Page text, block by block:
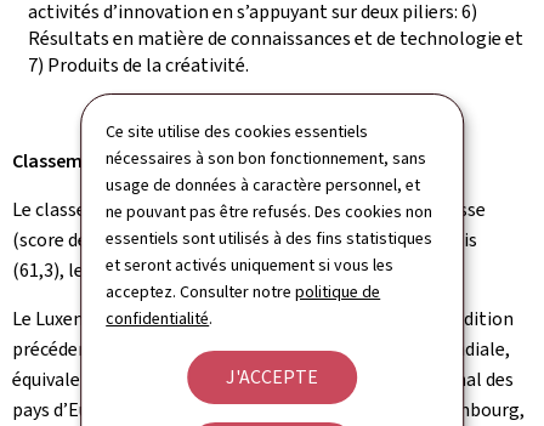
Ce site utilise des cookies essentiels
nécessaires à son bon fonctionnement, sans
usage de données à caractère personnel, et
ne pouvant pas être refusés. Des cookies non
essentiels sont utilisés à des fins statistiques
et seront activés uniquement si vous les
acceptez. Consulter notrepolitique de
confidentialité.
J'ACCEPTE
activités d’innovation en s’appuyant sur deux piliers: 6)
Résultats en matière de connaissances et de technologie et
7) Produits de la créativité.
Classement général du GII 2021
Le classement mondial du GII 2021 est mené par la Suisse
(score de 65,5/100) devant la Suède (63,1), les Etats-Unis
(61,3), le Royaume-Uni (59,8) et la Corée du Sud (59,3).
Le Luxembourg (49,0) perd cinq places par rapport à l’édition
précédente et se classe désormais en 23
position mondiale,
équivalent de la 15
position dans le classement régional des
pays d’Europe. Pour ce qui est des pays voisins du Luxembourg,